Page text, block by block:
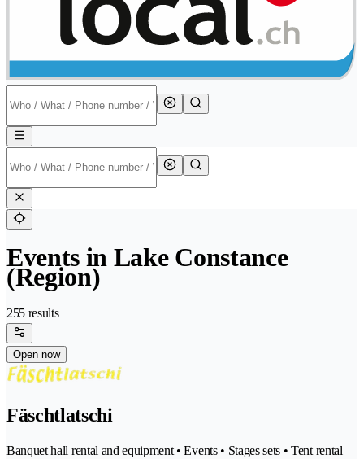
Events in Lake Constance
(Region)
255 results
Open now
Fäschtlatschi
Banquet hall rental and equipment • Events • Stages sets • Tent rental